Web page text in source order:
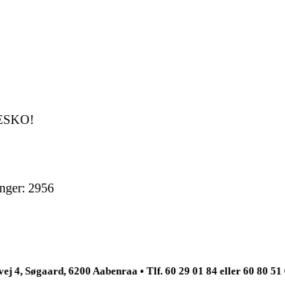
2956
4, Søgaard, 6200 Aabenraa • Tlf. 60 29 01 84 eller 60 80 51